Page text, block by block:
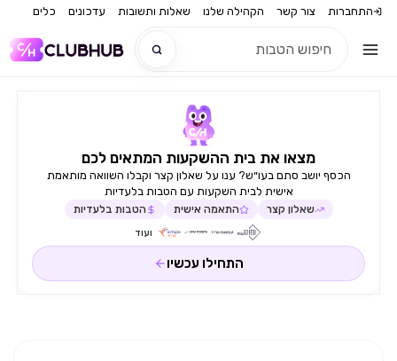
התחברות צור קשר הקהילה שלנו שאלות ותשובות עדכונים כלים
חדש
מצאו את בית ההשקעות המתאים לכם
הכסף יושב סתם בעו״ש? ענו על שאלון קצר וקבלו השוואה מותאמת
אישית לבית השקעות עם הטבות בלעדיות
שאלון קצר התאמה אישית הטבות בלעדיות
ועוד
התחילו עכשיו